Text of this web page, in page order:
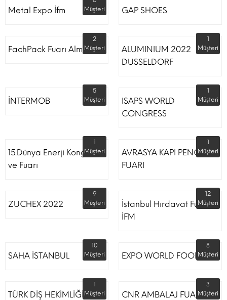
Metal Expo İfm
Müşteri
GAP SHOES
FachPack Fuarı Almanya
2
Müşteri
ALUMINIUM 2022
DUSSELDORF
1
Müşteri
İNTERMOB
5
Müşteri
ISAPS WORLD
CONGRESS
1
Müşteri
15.Dünya Enerji Kongresi
ve Fuarı
1
Müşteri
AVRASYA KAPI PENCERE
FUARI
1
Müşteri
ZUCHEX 2022
9
Müşteri
İstanbul Hırdavat Fuarı
İFM
12
Müşteri
SAHA İSTANBUL
10
Müşteri
EXPO WORLD FOOD
8
Müşteri
TÜRK DİŞ HEKİMLİĞİ
1
Müşteri
CNR AMBALAJ FUARI
3
Müşteri